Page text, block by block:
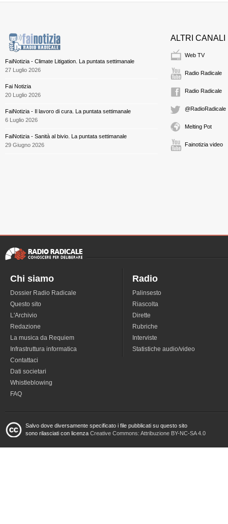
FaiNotizia - Climate Litigation. La puntata settimanale
27 Luglio 2026
Fai Notizia
20 Luglio 2026
FaiNotizia - Il lavoro di cura. La puntata settimanale
6 Luglio 2026
FaiNotizia - Sanità al bivio. La puntata settimanale
29 Giugno 2026
ALTRI CANALI
Web TV
Radio Radicale
Radio Radicale
@RadioRadicale
Melting Pot
Fainotizia video
Chi siamo
Dossier Radio Radicale
Questo sito
L'Archivio
Redazione
La musica da Requiem
Infrastruttura informatica
Contattaci
Dati societari
Whistleblowing
FAQ
Radio
Palinsesto
Riascolta
Dirette
Rubriche
Interviste
Statistiche audio/video
Salvo dove diversamente specificato i file pubblicati su questo sito
sono rilasciati con licenza Creative Commons: Attribuzione BY-NC-SA 4.0